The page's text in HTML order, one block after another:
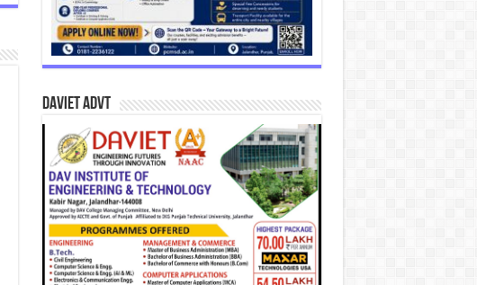
DAVIET Advt